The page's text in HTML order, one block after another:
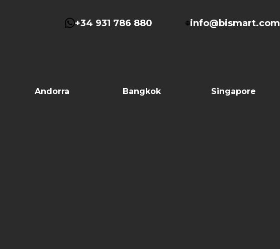
+34 931 786 880 info@bismart.com
Andorra Bangkok Singapore